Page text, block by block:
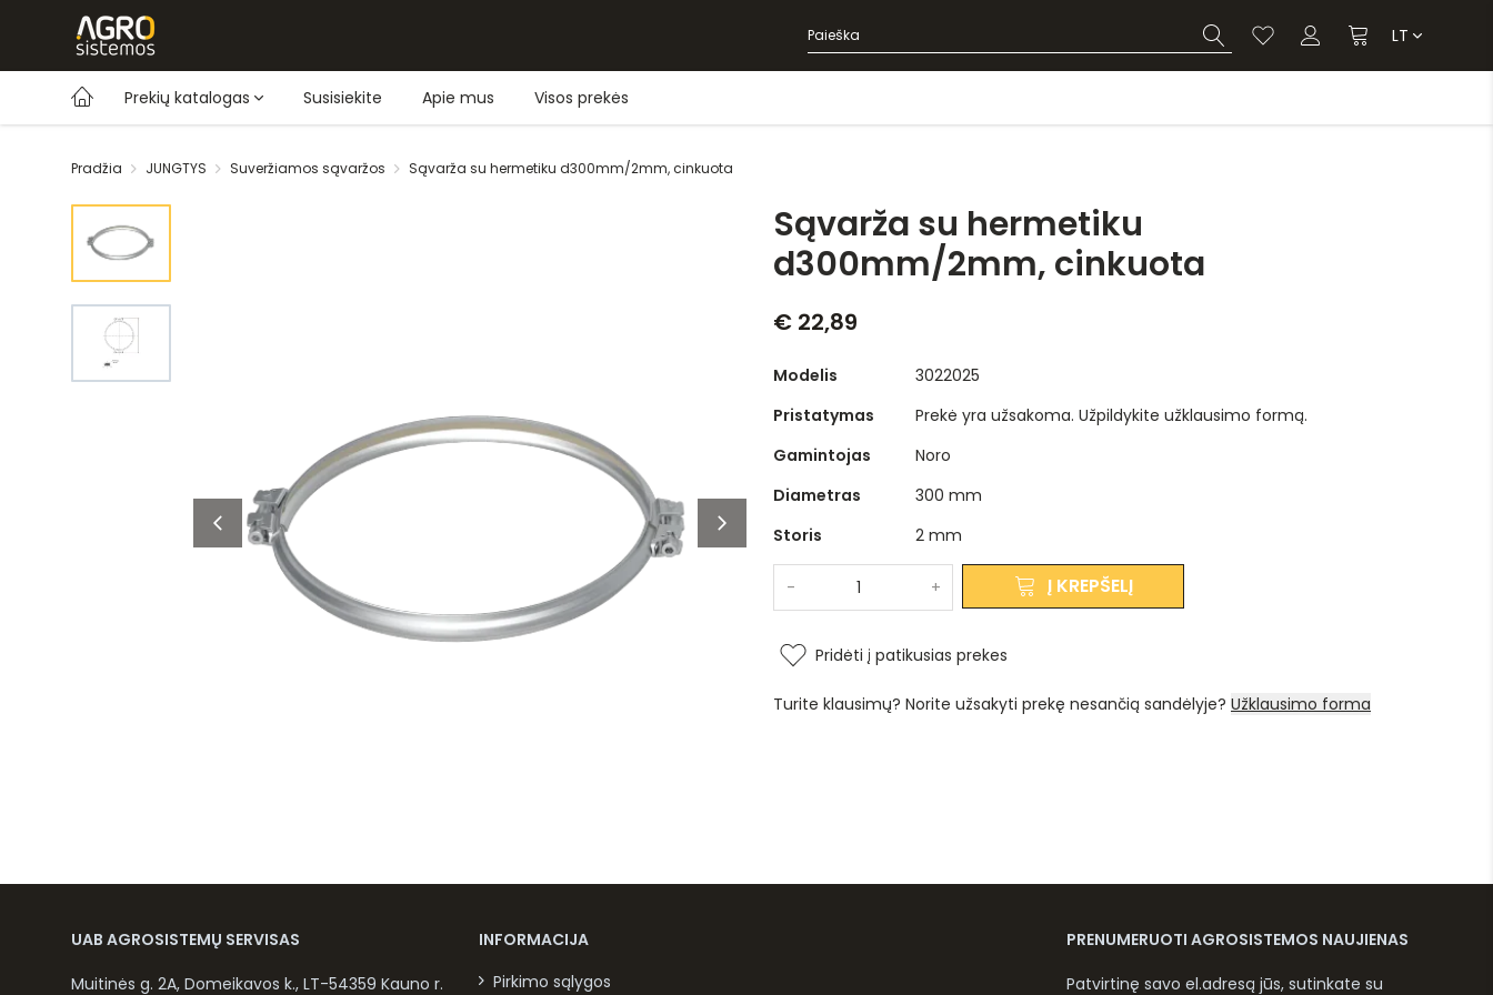
LT
Prekių katalogas Susisiekite Apie mus Visos prekės
Pradžia JUNGTYS Suveržiamos sąvaržos Sąvarža su hermetiku d300mm/2mm, cinkuota
Sąvarža su hermetiku
d300mm/2mm, cinkuota
€ 22,89
Modelis
3022025
Pristatymas
Prekė yra užsakoma. Užpildykite užklausimo formą.
Gamintojas
Noro
Diametras
300 mm
Storis
2 mm
- + Į KREPŠELĮ
Pridėti į patikusias prekes
Turite klausimų? Norite užsakyti prekę nesančią sandėlyje? Užklausimo forma
UAB AGROSISTEMŲ SERVISAS
Muitinės g. 2A, Domeikavos k., LT-54359 Kauno r.
INFORMACIJA
Pirkimo sąlygos
PRENUMERUOTI AGROSISTEMOS NAUJIENAS
Patvirtinę savo el.adresą jūs, sutinkate su